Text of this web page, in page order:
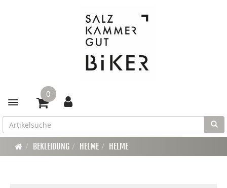
Toggle navigation
0
BEKLEIDUNG HELME HELME